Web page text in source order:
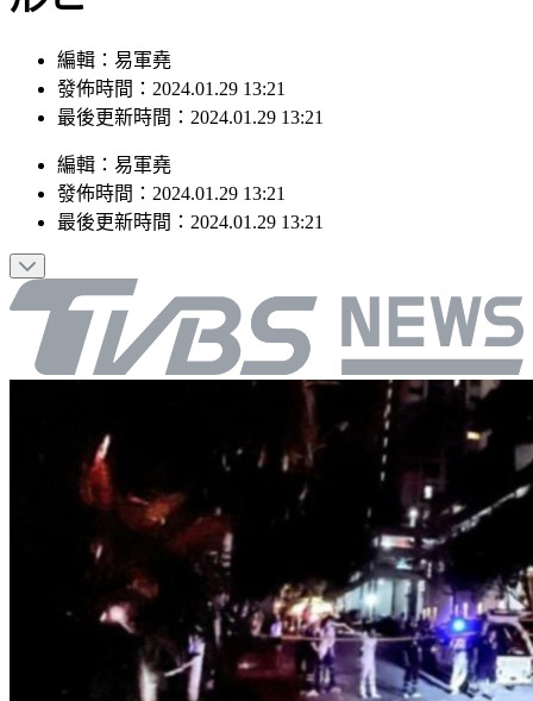
形亡
編輯：易軍堯
發佈時間：2024.01.29 13:21
編輯：易軍堯
發佈時間：2024.01.29 13:21